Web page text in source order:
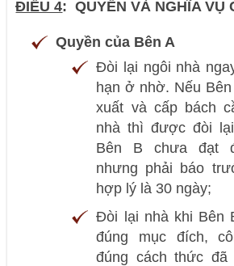
ĐIỀU 4: QUYỀN VÀ NGHĨA VỤ
Quyền của Bên A
Đòi lại ngôi nhà
hạn ở nhờ. Nếu
xuất và cấp bách
nhà thì được đòi
Bên B chưa đạt
nhưng phải báo
hợp lý là 30 ngày;
Đòi lại nhà khi Bên
đúng mục đích,
đúng cách thức đã